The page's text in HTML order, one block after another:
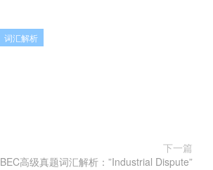
词汇解析
下一篇
BEC高级真题词汇解析：”Industrial Dispute”